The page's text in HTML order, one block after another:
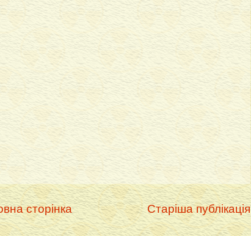
Старіша публікація
сторінка